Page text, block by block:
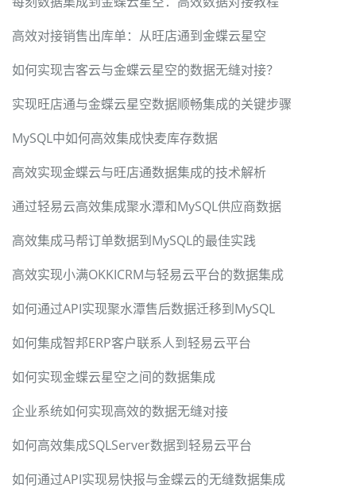
高效对接销售出库单：从旺店通到金蝶云星空
如何实现吉客云与金蝶云星空的数据无缝对接？
实现旺店通与金蝶云星空数据顺畅集成的关键步骤
MySQL中如何高效集成快麦库存数据
高效实现金蝶云与旺店通数据集成的技术解析
通过轻易云高效集成聚水潭和MySQL供应商数据
高效集成马帮订单数据到MySQL的最佳实践
高效实现小满OKKICRM与轻易云平台的数据集成
如何通过API实现聚水潭售后数据迁移到MySQL
如何集成智邦ERP客户联系人到轻易云平台
如何实现金蝶云星空之间的数据集成
企业系统如何实现高效的数据无缝对接
如何高效集成SQLServer数据到轻易云平台
如何通过API实现易快报与金蝶云的无缝数据集成